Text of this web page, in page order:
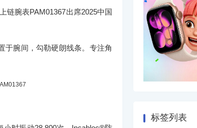
链腕表PAM01367出席2025中国
于腕间，勾勒硬朗线条。专注角
标签列表